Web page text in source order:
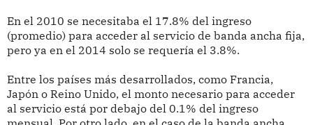
En el 2010 se necesitaba el 17.8% del ingreso
(promedio) para acceder al servicio de banda ancha fija,
pero ya en el 2014 solo se requería el 3.8%.
Entre los países más desarrollados, como Francia,
Japón o Reino Unido, el monto necesario para acceder
al servicio está por debajo del 0.1% del ingreso